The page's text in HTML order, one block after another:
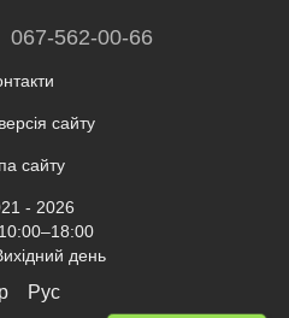
067-562-00-66
сайту
сайту
- 2026
день
Рус